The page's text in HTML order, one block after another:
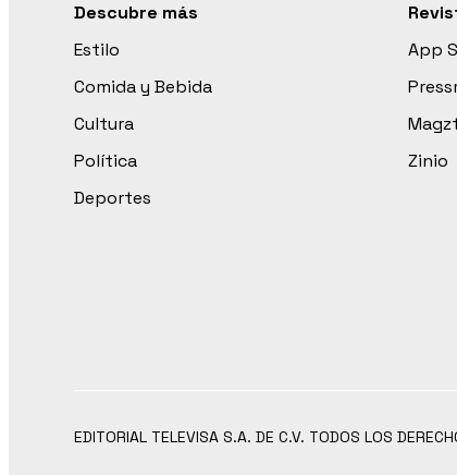
Descubre más
Estilo
Comida y Bebida
Cultura
Política
Deportes
App
Zinio
EDITORIAL TELEVISA S.A. DE C.V. TODOS LOS